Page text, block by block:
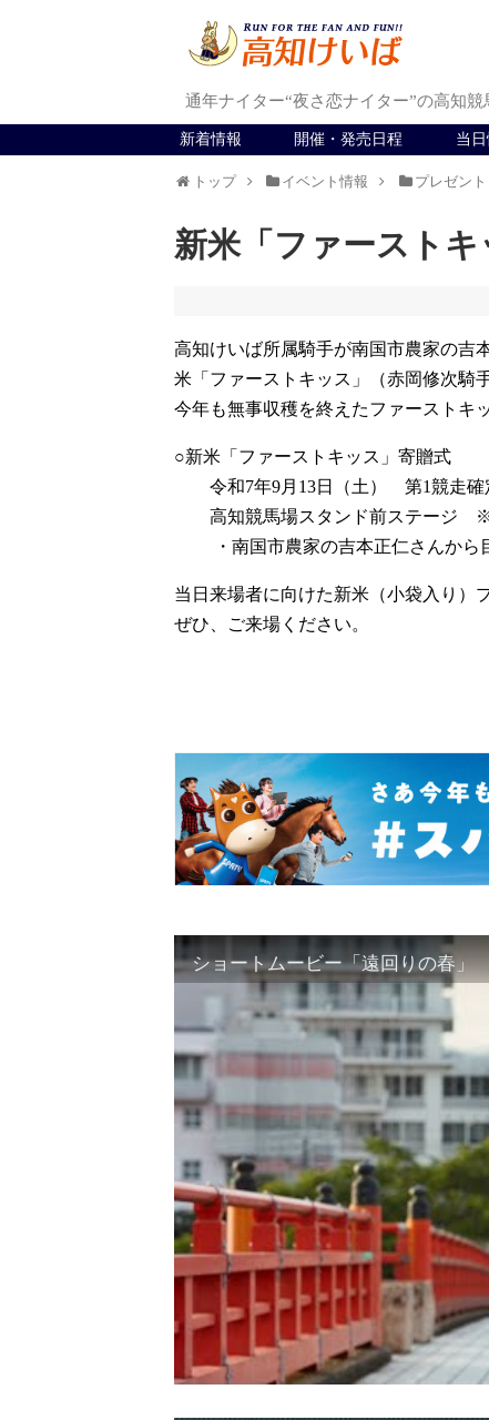
通年ナイター“夜さ恋ナイター”の高知競
新着情報 開催・発売日程 当
トップ イベント情報 プレゼント
新米「ファースト
高知けいば所属騎手が南国市農家の吉
米「ファーストキッス」（赤岡修次騎
今年も無事収穫を終えたファーストキ
○新米「ファーストキッス」寄贈式
令和7年9月13日（土） 第1競走確定
高知競馬場スタンド前ステージ ※
・南国市農家の吉本正仁さんから
当日来場者に向けた新米（小袋入り）
ぜひ、ご来場ください。
ショートムービー「遠回りの春」